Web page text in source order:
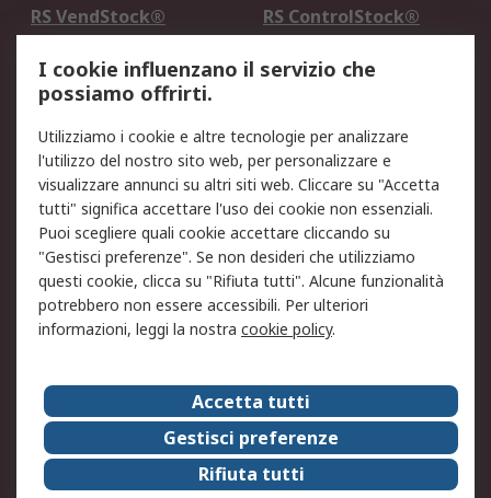
RS VendStock®
RS ControlStock®
Legale
Informativa Cookie
Informativa Privacy -
Aggiornata
Email Security
Termini d'uso
Condizioni di vendita
Condizioni generali di
servizio
Etica e responsabilità
Chi Siamo
Chi Siamo
Contattaci
Supporto
ESG
Carriere
RS Group
Press Centre
Discovery: il Blog di RS
I cookie influenzano il servizio che
possiamo offrirti.
Utilizziamo i cookie e altre tecnologie per analizzare
l'utilizzo del nostro sito web, per personalizzare e
visualizzare annunci su altri siti web. Cliccare su "Accetta
tutti" significa accettare l'uso dei cookie non essenziali.
Puoi scegliere quali cookie accettare cliccando su
"Gestisci preferenze". Se non desideri che utilizziamo
questi cookie, clicca su "Rifiuta tutti". Alcune funzionalità
potrebbero non essere accessibili. Per ulteriori
informazioni, leggi la nostra cookie policy.
Accetta tutti
Gestisci preferenze
Rifiuta tutti